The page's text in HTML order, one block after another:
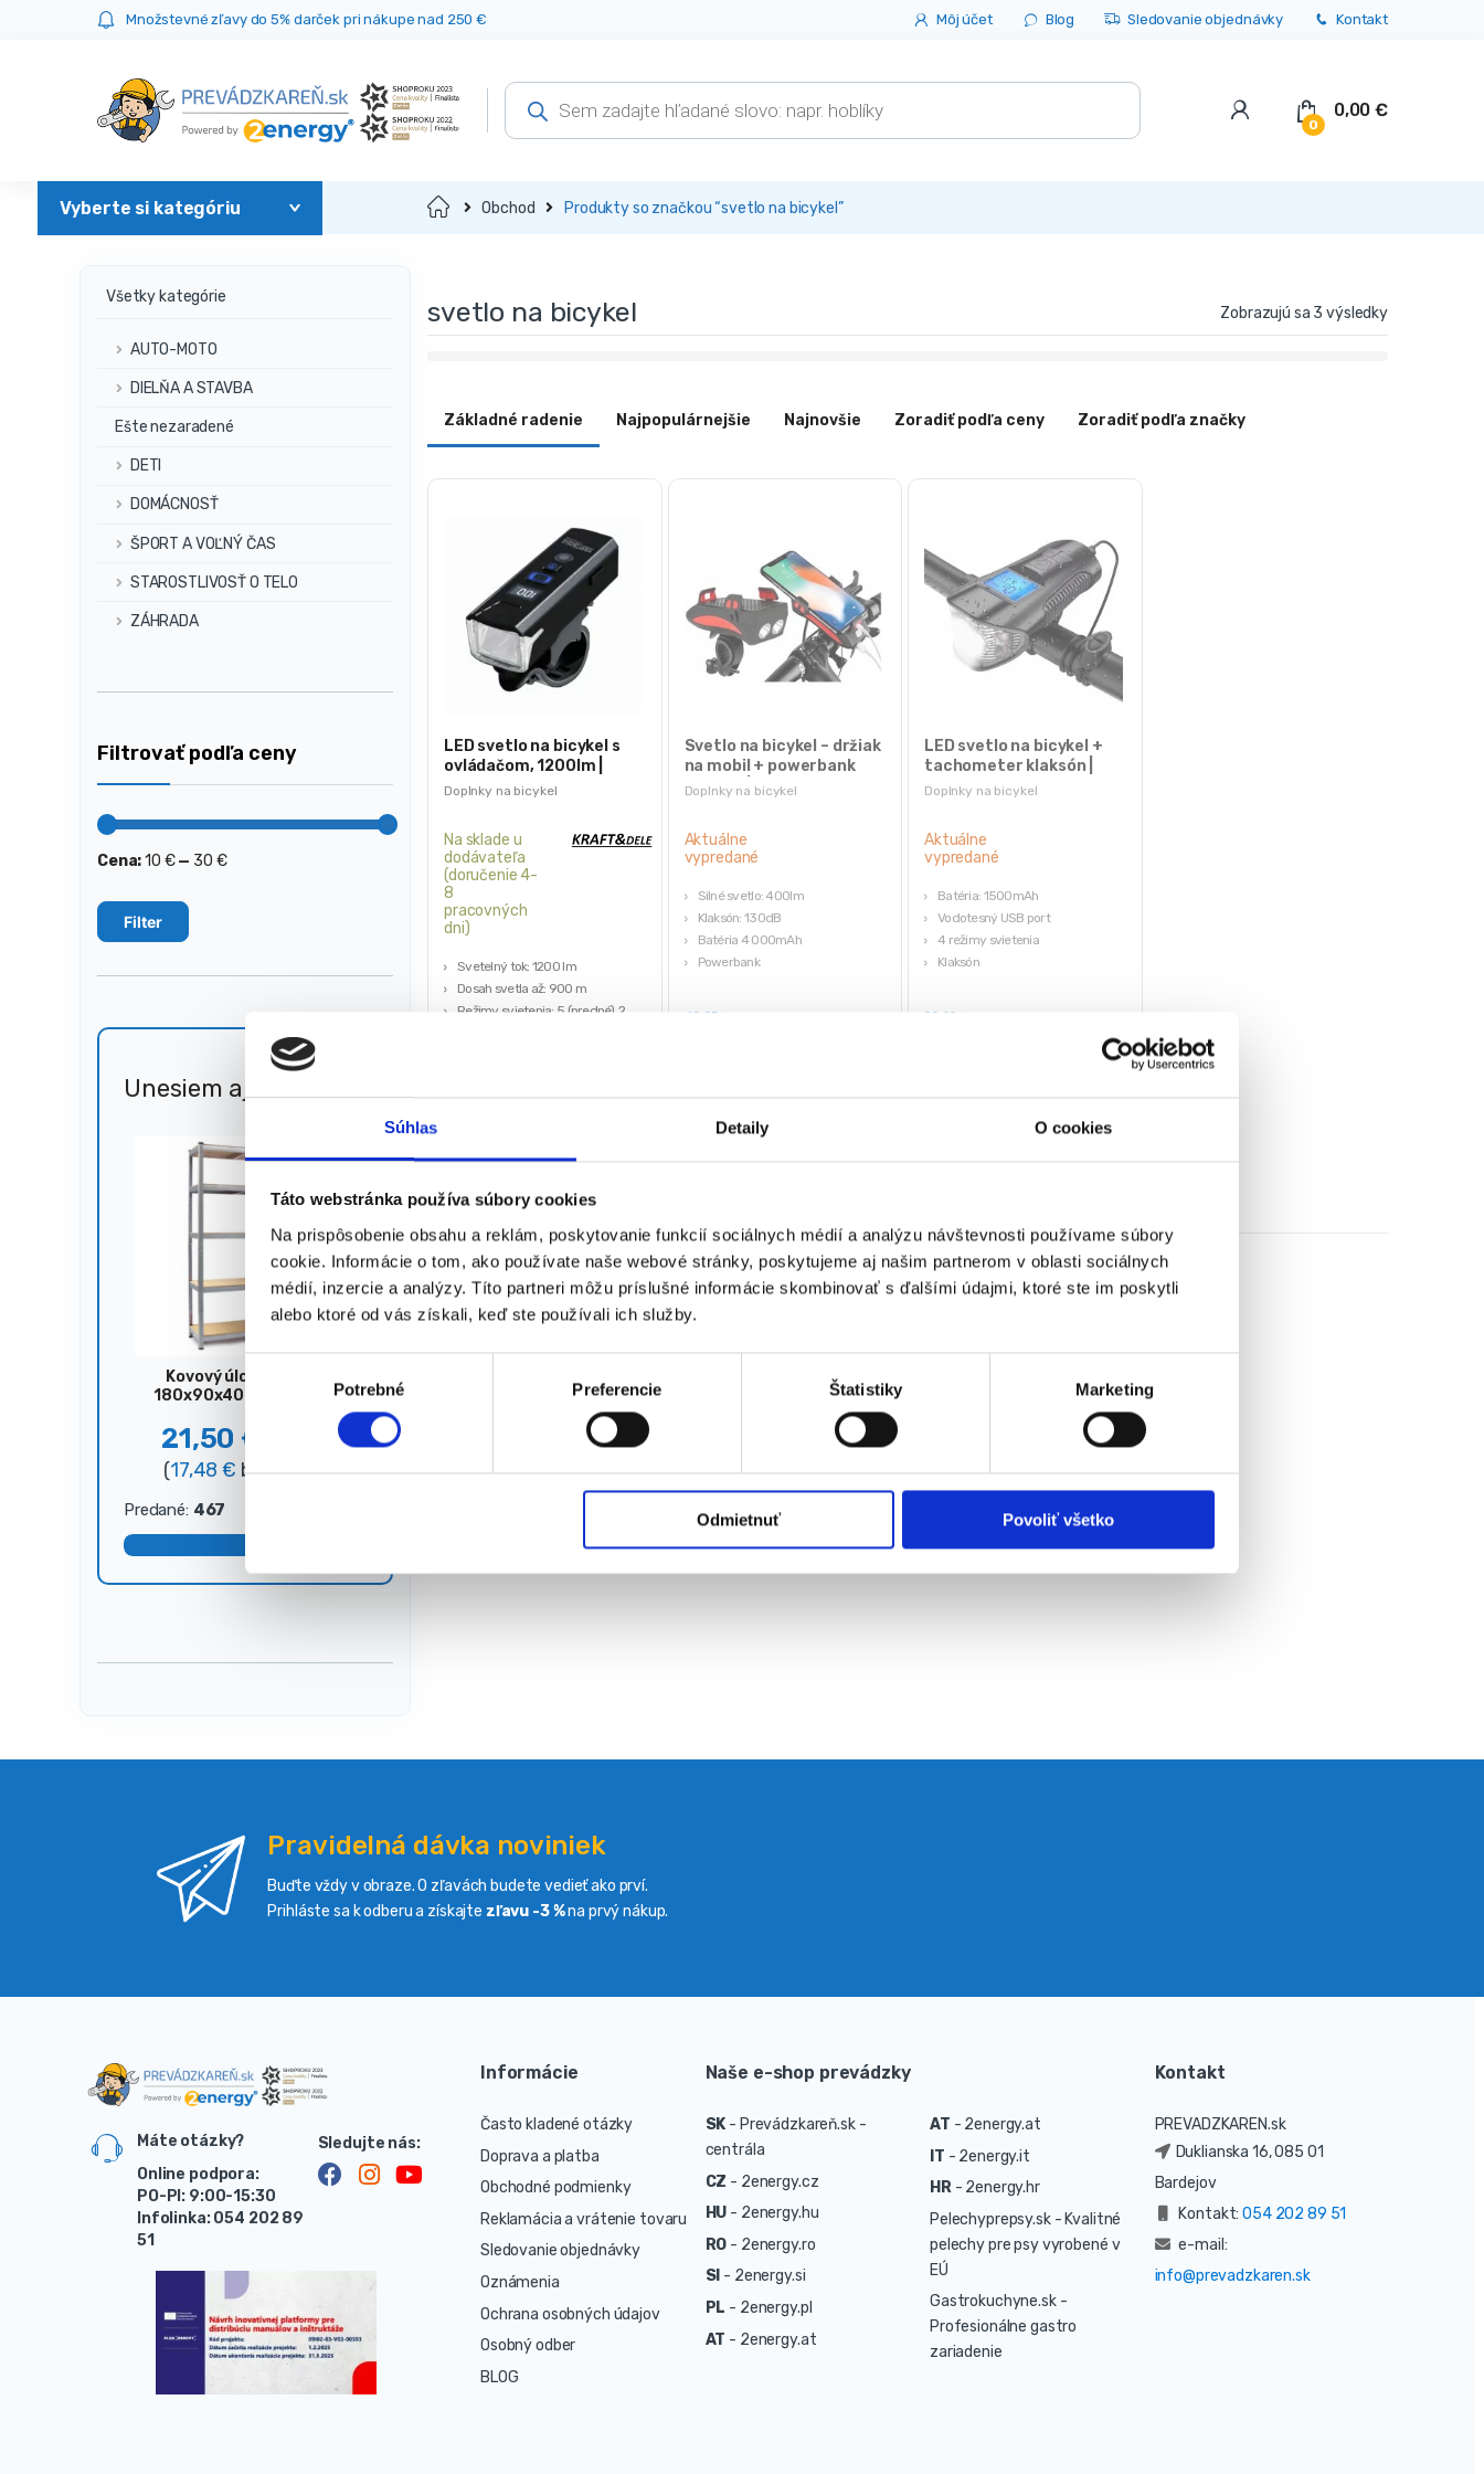
Súhlas Detaily O cookies
Táto webstránka používa súbory cookies
Na prispôsobenie obsahu a reklám, poskytovanie funkcií sociálnych médií a analýzu návštevnosti používame súbory
cookie. Informácie o tom, ako používate naše webové stránky, poskytujeme aj našim partnerom v oblasti sociálnych
médií, inzercie a analýzy. Títo partneri môžu príslušné informácie skombinovať s ďalšími údajmi, ktoré ste im poskytli
alebo ktoré od vás získali, keď ste používali ich služby.
e
r
l
Potrebné Preferencie Štatistiky Marketing
Odmietnuť Povoliť všetko
Množstevné zľavy do 5% darček pri nákupe nad 250 € Môj účet Blog Sledovanie objednávky Kontakt
Products
search
0
0,00€
Domov Obchod Produkty so značkou “svetlo na bicykel”
svetlo na bicykel Zobrazujú sa 3 výsledky
Základné radenie Najpopulárnejšie Najnovšie Zoradiť podľa ceny Zoradiť podľa značky
Doplnky na bicykel
LED svetlo na bicykel s
ovládačom, 1200lm |
KD12691
Na sklade u
dodávateľa
(doručenie 4-
8
pracovných
dni)
Svetelný tok: 1200 lm
Dosah svetla až: 900 m
Režimy svietenia: 5 (predné), 2
hodín
13,00€
★★★★★
Doplnky na bicykel
Svetlo na bicykel – držiak
na mobil + powerbank
klaksón | USB
Aktuálne
vypredané
Silné svetlo: 400lm
Klaksón: 130dB
Batéria 4 000mAh
Powerbank
40,95
★★★★★
Doplnky na bicykel
LED svetlo na bicykel +
tachometer klaksón |
LCD USB
Aktuálne
vypredané
Batéria: 1500mAh
Vodotesný USB port
4 režimy svietenia
Klaksón
29,40
★★★★★
Zobrazujú sa 3 výsledky
Všetky kategórie
AUTO-MOTO
DIELŇA A STAVBA
Ešte nezaradené
DETI
DOMÁCNOSŤ
ŠPORT A VOĽNÝ ČAS
STAROSTLIVOSŤ O TELO
ZÁHRADA
Filtrovať podľa ceny
Minimálna
Maximálna
Filter
Cena:10 €— 30 €
Unesiem aj 🐎 51%
Kovový úložný regál,
180x90x40 cm, 875 kg,
21,50 €
(17,48€ bez DPH)
Predané: 467
Pravidelná dávka noviniek
Buďte vždy v obraze. O zľavách budete vedieť ako prví.
Prihláste sa k odberu a získajte zľavu -3 %na prvý nákup.
Máte otázky?
Online podpora:
PO-PI: 9:00-15:30
Infolinka: 054 202 89
51
Informácie
Často kladené otázky
Doprava a platba
Obchodné podmienky
Reklamácia a vrátenie tovaru
Sledovanie objednávky
Oznámenia
Ochrana osobných údajov
Osobný odber
BLOG
Naše e-shop prevádzky
SK - Prevádzkareň.sk -
centrála
CZ - 2energy.cz
HU - 2energy.hu
RO - 2energy.ro
SI - 2energy.si
PL - 2energy.pl
AT - 2energy.at
AT - 2energy.at
IT - 2energy.it
HR- 2energy.hr
Pelechyprepsy.sk - Kvalitné
pelechy pre psy vyrobené v
EÚ
Gastrokuchyne.sk -
Profesionálne gastro
zariadenie
Kontakt
PREVADZKAREN.sk
Duklianska 16, 085 01
Bardejov
Kontakt:054 202 89 51
e-mail:
info@prevadzkaren.sk